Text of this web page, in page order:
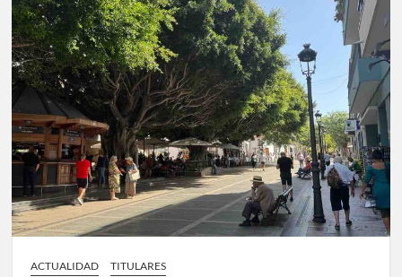
ACTUALIDAD TITULARES